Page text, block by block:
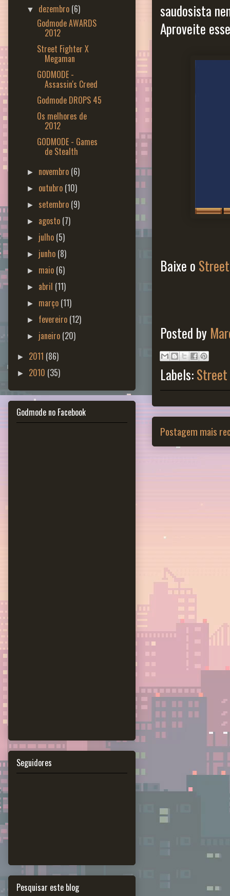
saudosista
Aproveite
Baixe o
Posted by
Labels:Street
Postagem mais
▼ dezembro (6)
Godmode AWARDS
2012
Street Fighter X
Megaman
GODMODE -
Assassin's Creed
Godmode DROPS 45
Os melhores de
2012
GODMODE - Games
de Stealth
► novembro (6)
► outubro (10)
► setembro (9)
► agosto (7)
► julho (5)
► junho (8)
► maio (6)
► abril (11)
► março (11)
► fevereiro (12)
► janeiro (20)
► 2011 (86)
► 2010 (35)
Godmode no Facebook
Seguidores
Pesquisar este blog